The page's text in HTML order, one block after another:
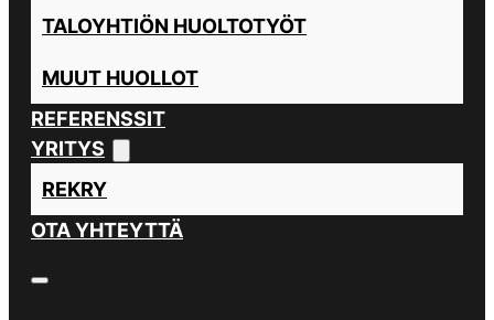
TALOYHTIÖN HUOLTOTYÖT
MUUT HUOLLOT
REFERENSSIT
YRITYS
REKRY
OTA YHTEYTTÄ